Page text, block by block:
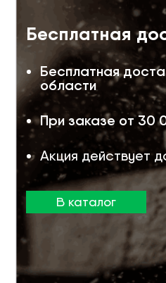
Бесплатная
Бесплатная
области
При заказе от 30
Акция действует
В каталог